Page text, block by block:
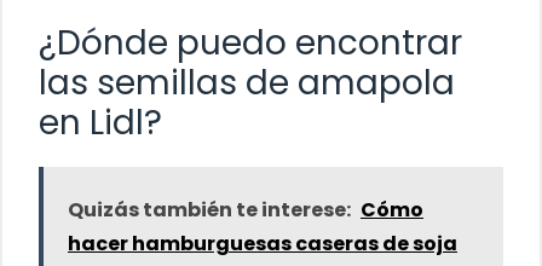
¿Dónde puedo encontrar
las semillas de amapola
en Lidl?
Quizás también te interese: Cómo
hacer hamburguesas caseras de soja